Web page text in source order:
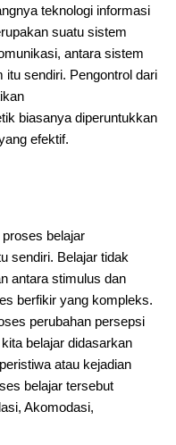
teknologi informasi
suatu sistem
antara sistem
itu sendiri. Pengontrol dari
biasanya diperuntukkan
efektif.
belajar
sendiri. Belajar tidak
antara stimulus dan
berfikir yang kompleks.
perubahan persepsi
belajar didasarkan
atau kejadian
belajar tersebut
Akomodasi,